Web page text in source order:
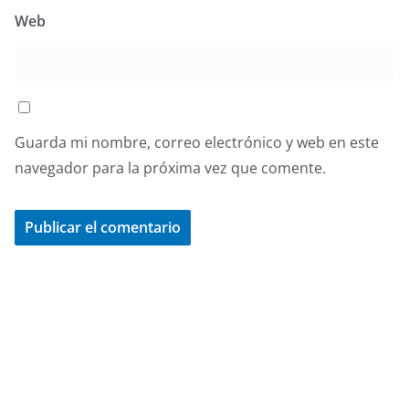
Web
Guarda mi nombre, correo electrónico y web en este
navegador para la próxima vez que comente.